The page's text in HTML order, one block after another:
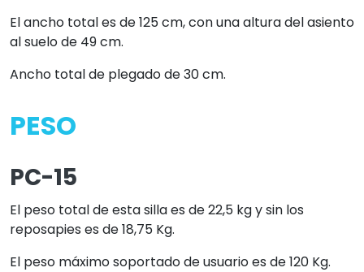
El ancho total es de 125 cm, con una altura del asiento
al suelo de 49 cm.
Ancho total de plegado de 30 cm.
PESO
PC-15
El peso total de esta silla es de 22,5 kg y sin los
reposapies es de 18,75 Kg.
El peso máximo soportado de usuario es de 120 Kg.